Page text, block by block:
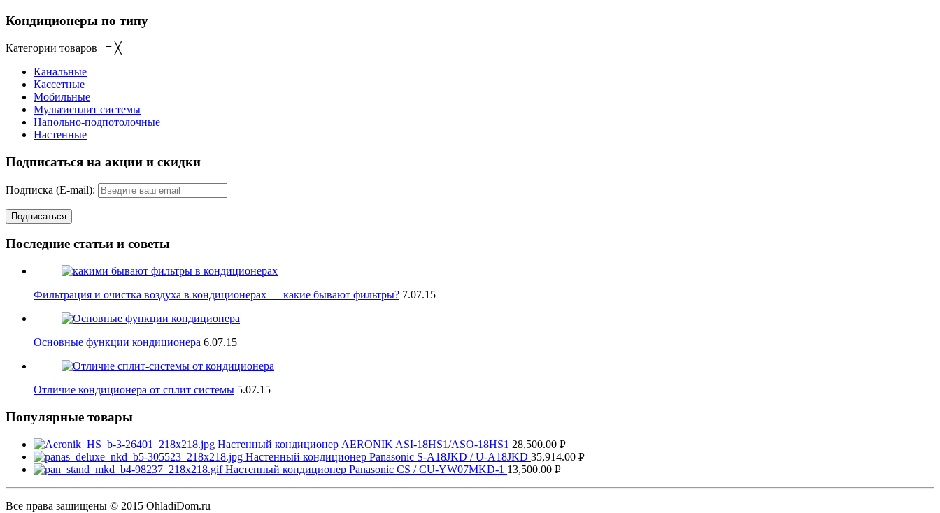
Кондиционеры по типу
Категории товаров ≡ ╳
Канальные
Кассетные
Мобильные
Мультисплит системы
Напольно-подпотолочные
Настенные
Подписаться на акции и скидки
Подписка (E-mail):
Последние статьи и советы
Фильтрация и очистка воздуха в кондиционерах — какие бывают фильтры? 7.07.15
Основные функции кондиционера 6.07.15
Отличие кондиционера от сплит системы 5.07.15
Популярные товары
Настенный кондиционер AERONIK ASI-18HS1/ASO-18HS1 28,500.00 Р
УБ.
Настенный кондиционер Panasonic S-A18JKD / U-A18JKD 35,914.00 Р
Настенный кондиционер Panasonic CS / CU-YW07MKD-1 13,500.00 Р
Все права защищены © 2015 OhladiDom.ru